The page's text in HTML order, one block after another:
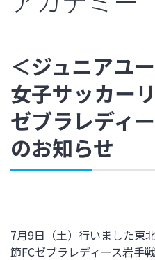
＜ジュニアユ
女子サッカー
ゼブラレディ
のお知らせ
7月9日（土）行いました東
節FCゼブラレディース岩手